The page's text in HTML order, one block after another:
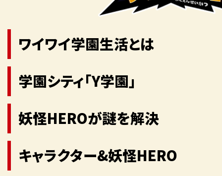
ワイワイ学園生活とは
学園シティ「Y学園」
妖怪HEROが謎を解決
キャラクター&妖怪HERO